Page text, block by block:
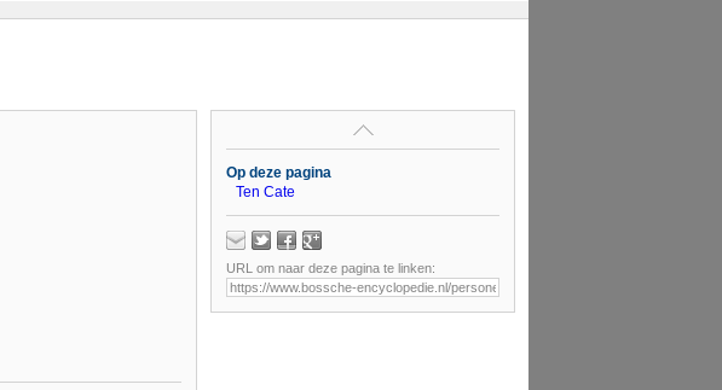
Op deze pagina
Ten Cate
URL om naar deze pagina te linken: